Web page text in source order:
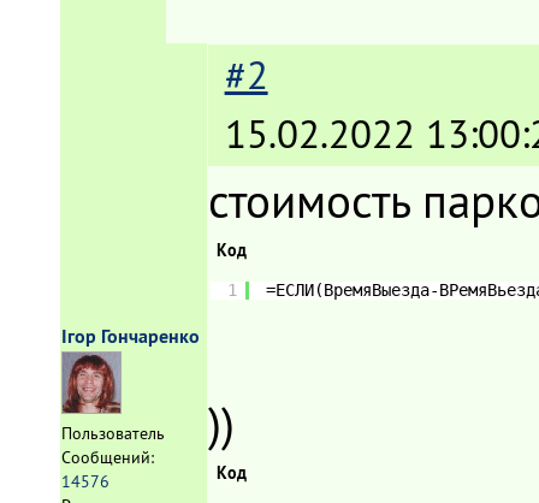
Ігор Гончаренко
Пользователь
Сообщений:
14576
#2
15.02.2022
стоимость
Код
1 =ЕСЛИ(ВремяВыезда-
))
Код